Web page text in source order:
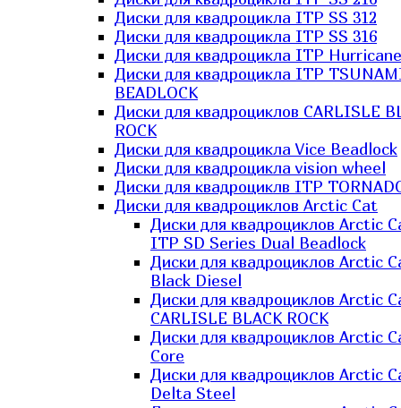
Диски для квадроцикла ITP SS 312
Диски для квадроцикла ITP SS 316
Диски для квадроцикла ITP Hurricane
Диски для квадроцикла ITP
BEADLOCK
Диски для квадроциклов CARLISLE
ROCK
Диски для квадроцикла Vice Beadlock
Диски для квадроцикла vision wheel
Диски для квадроциклв ITP
Диски для квадроциклов Arctic Cat
Диски для квадроциклов Arctic
ITP SD Series Dual Beadlock
Диски для квадроциклов Arctic
Black Diesel
Диски для квадроциклов Arctic
CARLISLE BLACK ROCK
Диски для квадроциклов Arctic
Core
Диски для квадроциклов Arctic
Delta Steel